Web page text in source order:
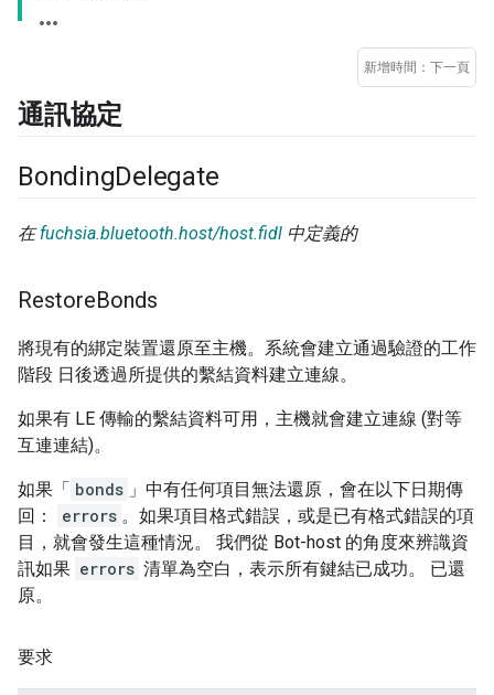
新增時間：下一頁
通訊協定
BondingDelegate
在fuchsia.bluetooth.host/host.fidl 中定義的
RestoreBonds
將現有的綁定裝置還原至主機。系統會建立通過驗證的工作
階段 日後透過所提供的繫結資料建立連線。
如果有 LE 傳輸的繫結資料可用，主機就會建立連線 (對等
互連連結)。
如果「 bonds 」中有任何項目無法還原，會在以下日期傳
回：
errors 。如果項目格式錯誤，或是已有格式錯誤的項
目，就會發生這種情況。 我們從 Bot-host 的角度來辨識資
訊如果 errors 清單為空白，表示所有鍵結已成功。 已還
原。
要求